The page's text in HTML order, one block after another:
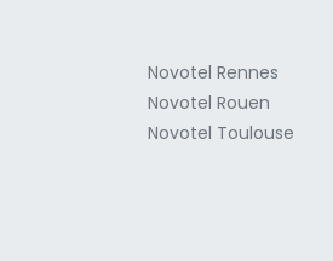
Novotel Rennes
Novotel Rouen
Novotel Toulouse